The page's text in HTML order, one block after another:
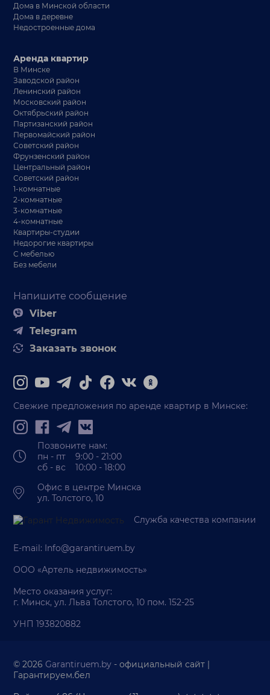
Дома в Минской области
Дома в деревне
Недостроенные дома
Напишите сообщение
Viber
Telegram
Заказать звонок
Аренда квартир
В Минске
Заводской район
Ленинский район
Московский район
Октябрьский район
Партизанский район
Первомайский район
Советский район
Фрунзенский район
Центральный район
Советский район
1-комнатные
2-комнатные
3-комнатные
4-комнатные
Квартиры-студии
Недорогие квартиры
С мебелью
Без мебели
Свежие предложения по аренде квартир в Минске:
Позвоните нам:
пн - пт 9:00 - 21:00
сб - вс 10:00 - 18:00
Офис в центре Минска
ул. Толстого, 10
Служба качества компании
E-mail: Info@garantiruem.by
ООО «Артель недвижимость»
Место оказания услуг:
г. Минск, ул. Льва Толстого, 10 пом. 152-25
УНП 193820882
© 2026Garantiruem.by - официальный сайт |
Гарантируем.бел